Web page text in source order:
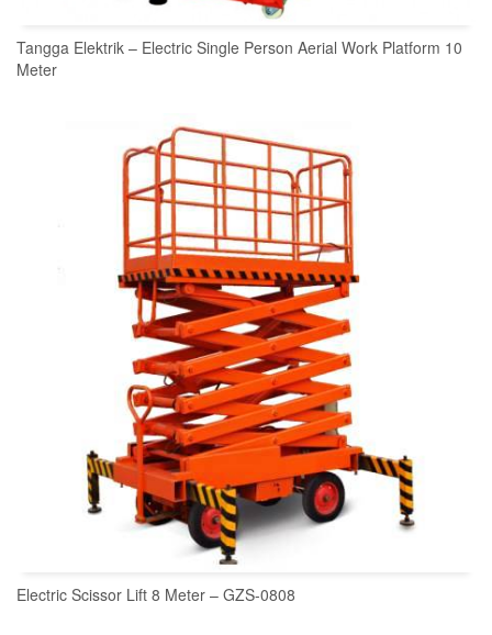
READ MORE
Tangga Elektrik – Electric Single Person Aerial Work Platform 10
Meter
Electric Scissor Lift 8 Meter – GZS-0808